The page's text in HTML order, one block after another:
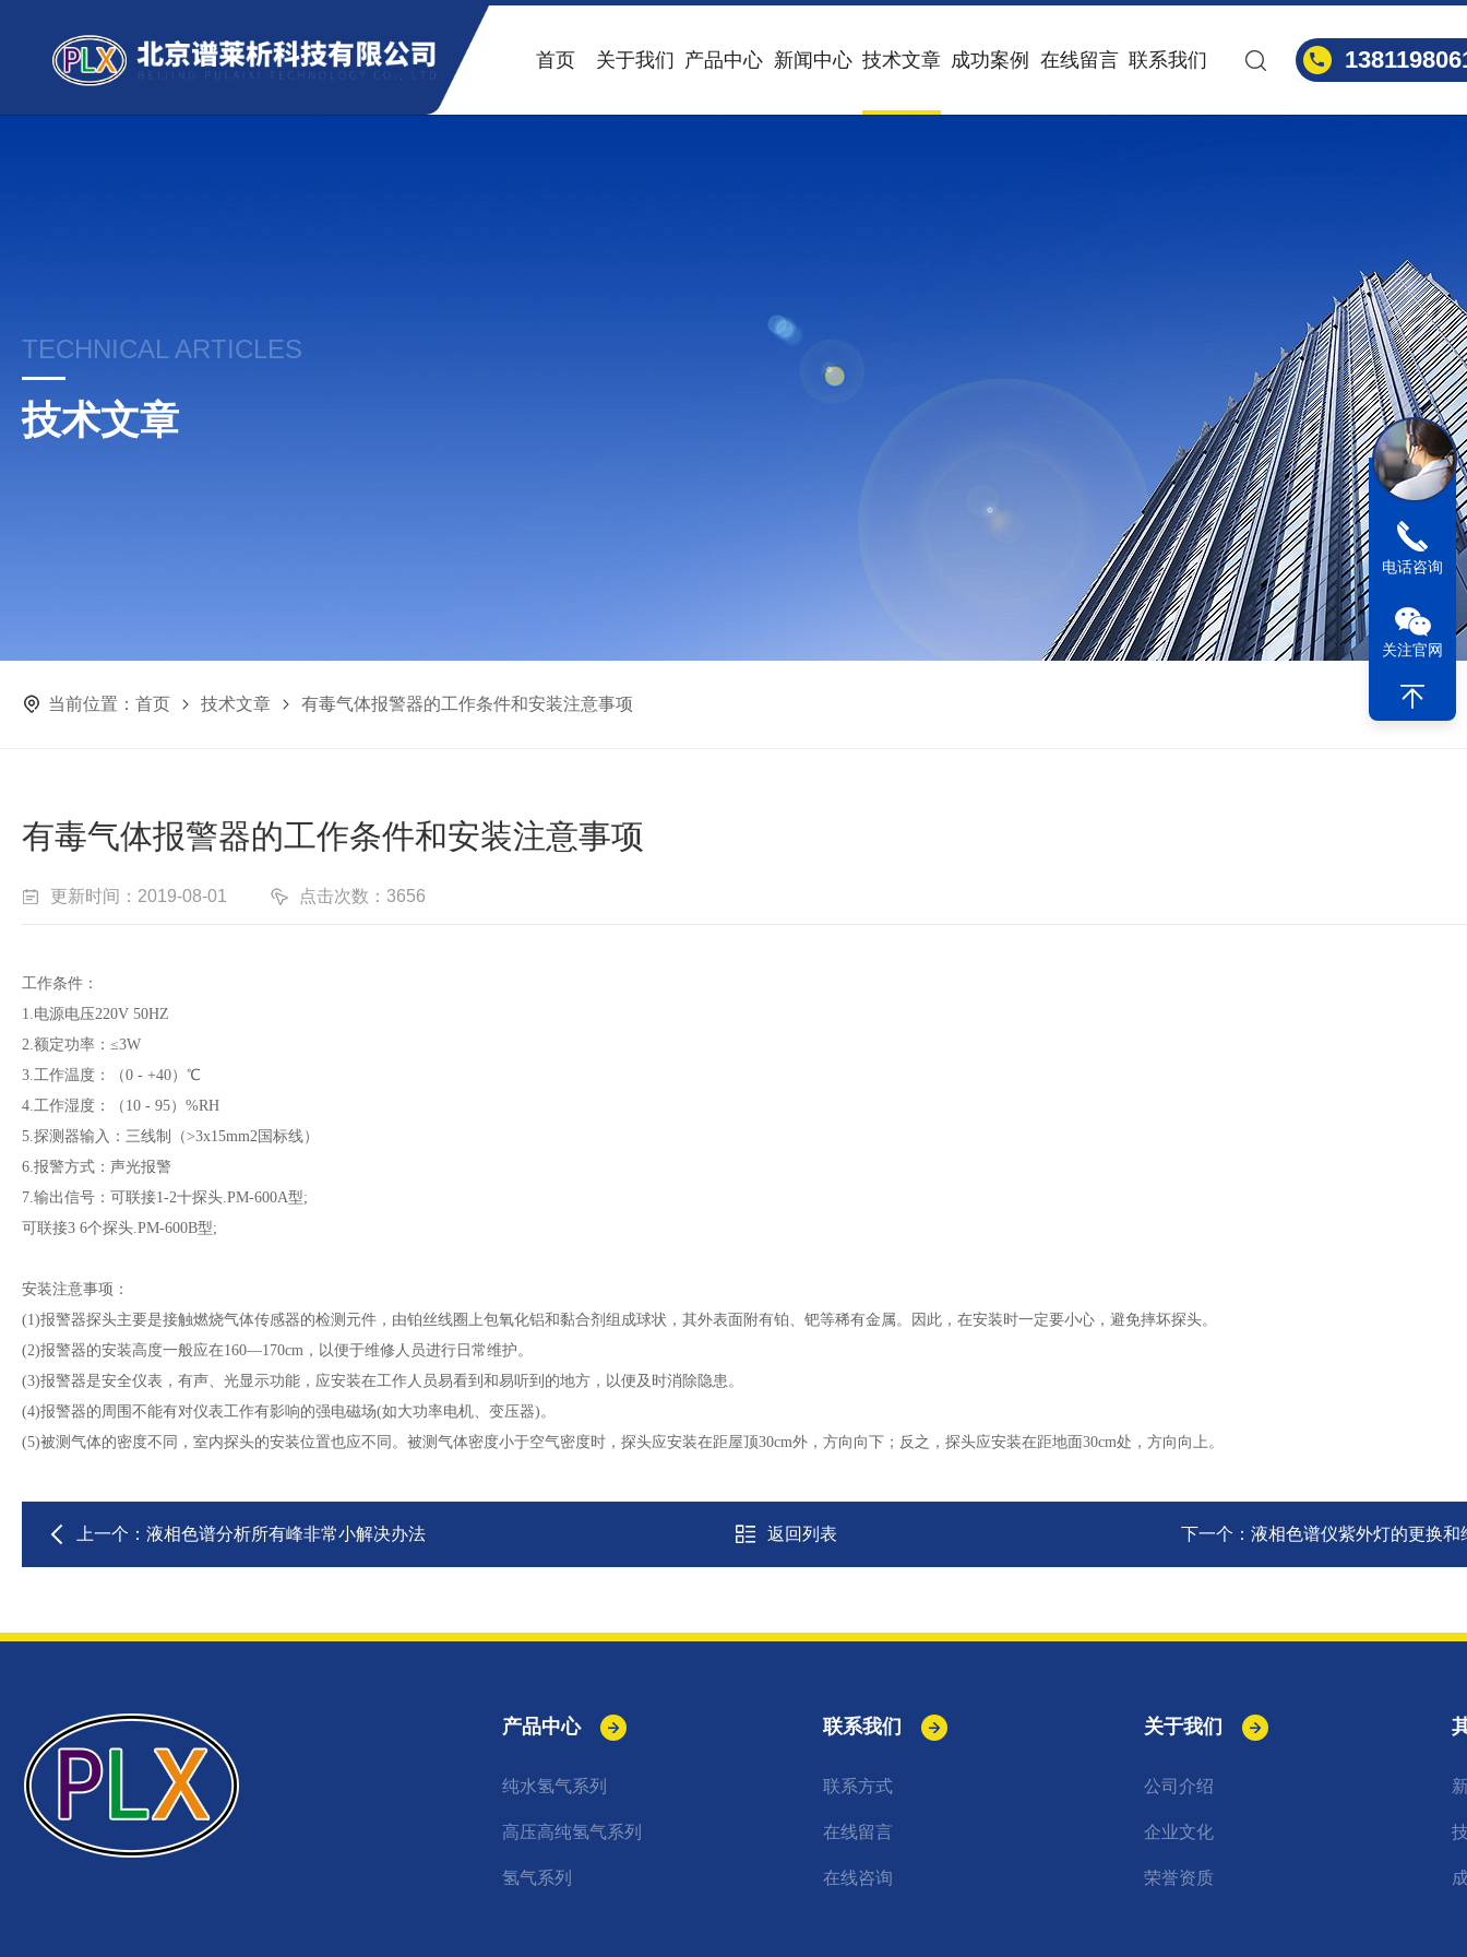
首页 关于我们 产品中心 新闻中心 技术文章 成功案例 在线留言 联系我们
TECHNICAL ARTICLES
技术文章
当前位置： 首页 技术文章 有毒气体报警器的工作条件和安装注意事项
有毒气体报警器的工作条件和安装注意事项
更新时间：2019-08-01 点击次数：3656
工作条件：
1.电源电压220V 50HZ
2.额定功率：≤3W
3.工作温度：（0 - +40）℃
4.工作湿度：（10 - 95）%RH
5.探测器输入：三线制（>3x15mm2国标线）
6.报警方式：声光报警
7.输出信号：可联接1-2十探头.PM-600A型;
可联接3 6个探头.PM-600B型;
安装注意事项：
(1)报警器探头主要是接触燃烧气体传感器的检测元件，由铂丝线圈上包氧化铝和黏合剂组成球状，其外表面附有铂、钯等稀有金属。因此，在安装时一定要小心，避免摔坏探头。
(2)报警器的安装高度一般应在160—170cm，以便于维修人员进行日常维护。
(3)报警器是安全仪表，有声、光显示功能，应安装在工作人员易看到和易听到的地方，以便及时消除隐患。
(4)报警器的周围不能有对仪表工作有影响的强电磁场(如大功率电机、变压器)。
(5)被测气体的密度不同，室内探头的安装位置也应不同。被测气体密度小于空气密度时，探头应安装在距屋顶30cm外，方向向下；反之，探头应安装在距地面30cm处，方向向上。
上一个： 液相色谱分析所有峰非常小解决办法 返回列表 下一个： 液相色谱仪紫外灯的更换和
产品中心
纯水氢气系列
高压高纯氢气系列
氢气系列
联系我们
联系方式
在线留言
在线咨询
关于我们
公司介绍
企业文化
荣誉资质
电话咨询
关注官网